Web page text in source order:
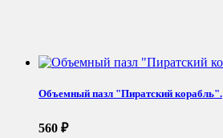
Объемный пазл "Пиратский корабль".
560 ₽